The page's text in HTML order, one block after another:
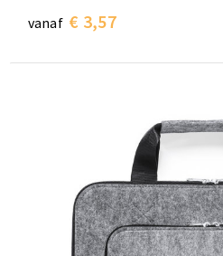
vanaf € 3,57